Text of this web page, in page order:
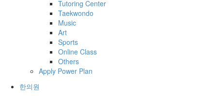
Tutoring Center
Taekwondo
Music
Art
Sports
Online Class
Others
Apply Power Plan
한의원